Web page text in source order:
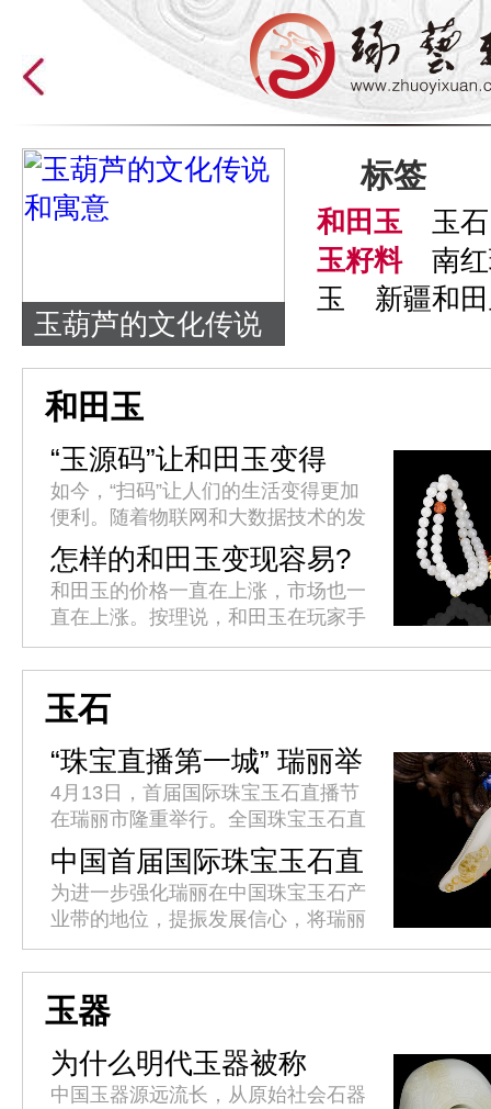
玉葫芦的文化传说
和寓意
标签
和田玉
玉石
玉籽料
南
玉
新疆和
和田玉
“玉源码”让和田玉变得
更“透明”
如今，“扫码”让人们的生活变得更加
便利。随着物联网和大数据技术的发
展，一个小小的二维码轻松实现了各
类产品溯源体系的构建，以其便捷、
快速、直观的响应模式，让企业产...
怎样的和田玉变现容易?
和田玉的价格一直在上涨，市场也一
直在上涨。按理说，和田玉在玩家手
中变现，应该很容易吧?为什么我们
仍然发现很多时候很难兑现?是什么
导致和田玉变现难?如何解决和田
玉...
玉石
“珠宝直播第一城” 瑞丽举
办首届国际珠宝玉石直播
节
4月13日，首届国际珠宝玉石直播节
在瑞丽市隆重举行。全国珠宝玉石直
播界精英代表汇聚瑞丽，共同见证这
一辉煌时刻，推动珠宝玉石直播产业
发展迈上新台阶。省委网信办副主...
中国首届国际珠宝玉石直
播节4月10日至15日将在
瑞丽举办
为进一步强化瑞丽在中国珠宝玉石产
业带的地位，提振发展信心，将瑞丽
打造为“中国珠宝玉石直播第一城”，
促进经济社会高质量跨越式发展，瑞
丽市将于4月10日至15日举办...
玉器
为什么明代玉器被称
作“粗大明”
中国玉器源远流长，从原始社会石器